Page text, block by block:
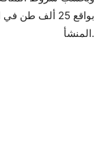
المنشأ.